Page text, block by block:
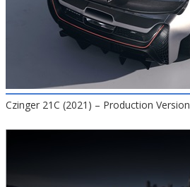
Czinger 21C (2021) – Production Version